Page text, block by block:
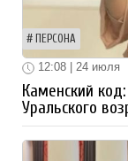
ПЕРСОНА
12:08 | 24 июля
Каменский
Уральского